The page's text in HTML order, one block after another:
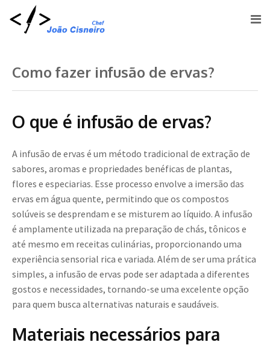
Como fazer infusão de ervas?
O que é infusão de ervas?
A infusão de ervas é um método tradicional de extração de
sabores, aromas e propriedades benéficas de plantas,
flores e especiarias. Esse processo envolve a imersão das
ervas em água quente, permitindo que os compostos
solúveis se desprendam e se misturem ao líquido. A infusão
é amplamente utilizada na preparação de chás, tônicos e
até mesmo em receitas culinárias, proporcionando uma
experiência sensorial rica e variada. Além de ser uma prática
simples, a infusão de ervas pode ser adaptada a diferentes
gostos e necessidades, tornando-se uma excelente opção
para quem busca alternativas naturais e saudáveis.
Materiais necessários para